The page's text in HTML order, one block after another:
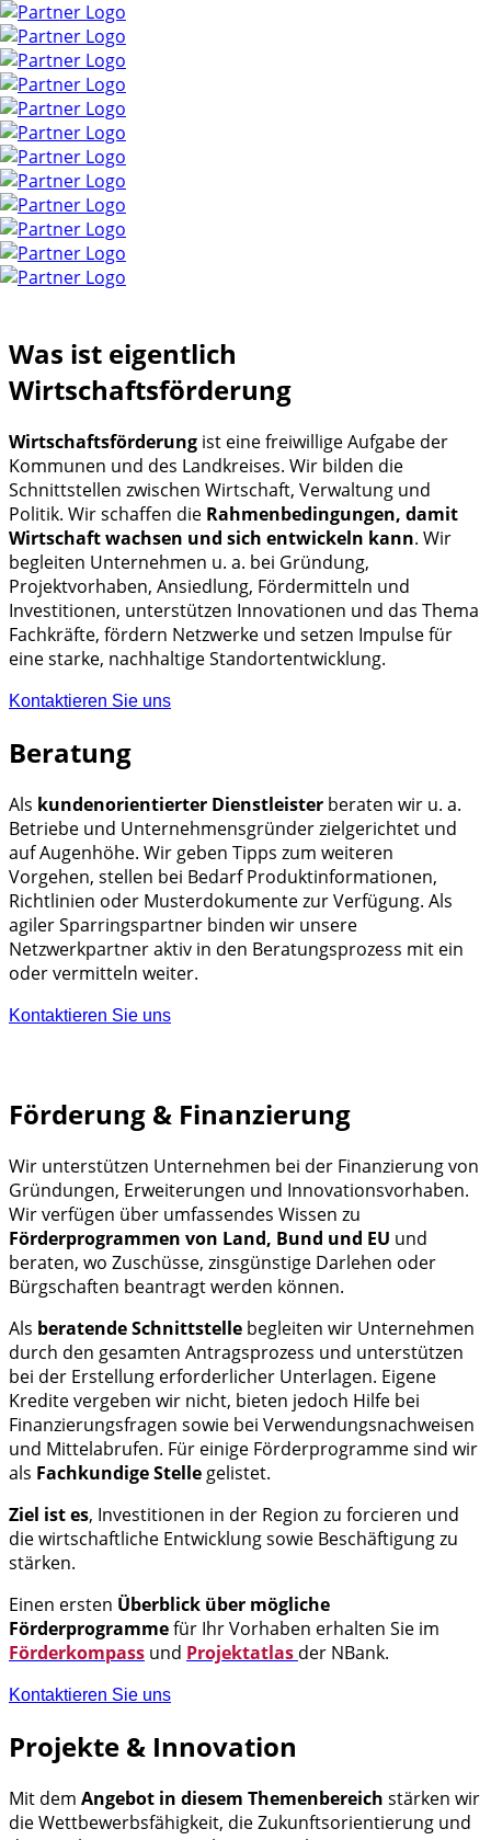
Was ist eigentlich
Wirtschaftsförderung
Wirtschaftsförderung ist eine freiwillige Aufgabe der
Kommunen und des Landkreises. Wir bilden die
Schnittstellen zwischen Wirtschaft, Verwaltung und
Politik. Wir schaffen die Rahmenbedingungen, damit
Wirtschaft wachsen und sich entwickeln kann. Wir
begleiten Unternehmen u. a. bei Gründung,
Projektvorhaben, Ansiedlung, Fördermitteln und
Investitionen, unterstützen Innovationen und das Thema
Fachkräfte, fördern Netzwerke und setzen Impulse für
eine starke, nachhaltige Standortentwicklung.
Kontaktieren Sie uns
Beratung
Als kundenorientierter Dienstleister beraten wir u. a.
Betriebe und Unternehmensgründer zielgerichtet und
auf Augenhöhe. Wir geben Tipps zum weiteren
Vorgehen, stellen bei Bedarf Produktinformationen,
Richtlinien oder Musterdokumente zur Verfügung. Als
agiler Sparringspartner binden wir unsere
Netzwerkpartner aktiv in den Beratungsprozess mit ein
oder vermitteln weiter.
Kontaktieren Sie uns
Förderung & Finanzierung
Wir unterstützen Unternehmen bei der Finanzierung von
Gründungen, Erweiterungen und Innovationsvorhaben.
Wir verfügen über umfassendes Wissen zu
Förderprogrammen von Land, Bund und EU und
beraten, wo Zuschüsse, zinsgünstige Darlehen oder
Bürgschaften beantragt werden können.
Als beratende Schnittstelle begleiten wir Unternehmen
durch den gesamten Antragsprozess und unterstützen
bei der Erstellung erforderlicher Unterlagen. Eigene
Kredite vergeben wir nicht, bieten jedoch Hilfe bei
Finanzierungsfragen sowie bei Verwendungsnachweisen
und Mittelabrufen. Für einige Förderprogramme sind wir
als Fachkundige Stelle gelistet.
Ziel ist es, Investitionen in der Region zu forcieren und
die wirtschaftliche Entwicklung sowie Beschäftigung zu
stärken.
Einen ersten Überblick über mögliche
Förderprogrammefür Ihr Vorhaben erhalten Sie im
Förderkompass und Projektatlas der NBank.
Kontaktieren Sie uns
Projekte & Innovation
Mit dem Angebot in diesem Themenbereich stärken wir
die Wettbewerbsfähigkeit, die Zukunftsorientierung und